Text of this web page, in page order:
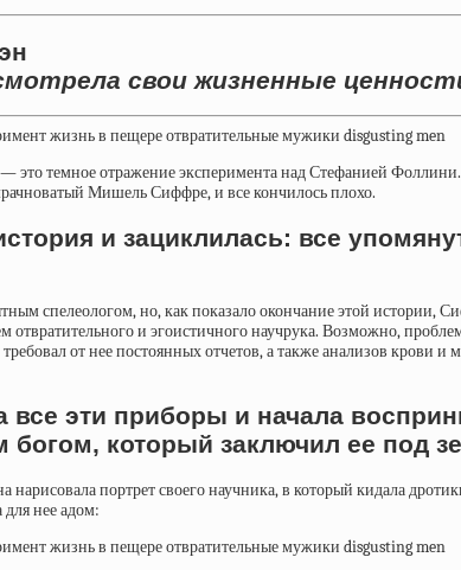
свои жизненные
это темное отражение эксперимента над Стефанией
Мишель Сиффре, и все кончилось плохо.
и зациклилась: все
спелеологом, но, как показало окончание этой истории,
отвратительного и эгоистичного научрука. Возможно,
от нее постоянных отчетов, а также анализов крови
все эти приборы и начала
который заключил ее под
нарисовала портрет своего научника, в который кидала
для нее адом: